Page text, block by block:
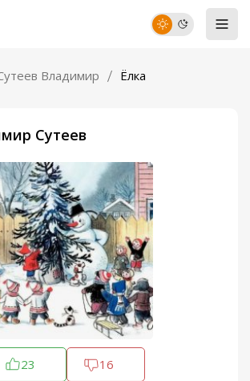
Владимир Ёлка
Сутеев
23 16